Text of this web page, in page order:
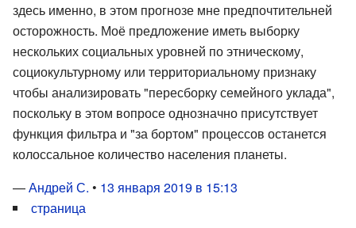
здесь именно, в этом прогнозе мне предпочтительней
осторожность. Моё предложение иметь выборку
нескольких социальных уровней по этническому,
социокультурному или территориальному признаку
чтобы анализировать "пересборку семейного уклада",
поскольку в этом вопросе однозначно присутствует
функция фильтра и "за бортом" процессов останется
колоссальное количество населения планеты.
—Андрей С. • 13 января 2019 в 15:13
страница